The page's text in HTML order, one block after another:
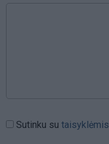
Sutinku su taisyklėmis